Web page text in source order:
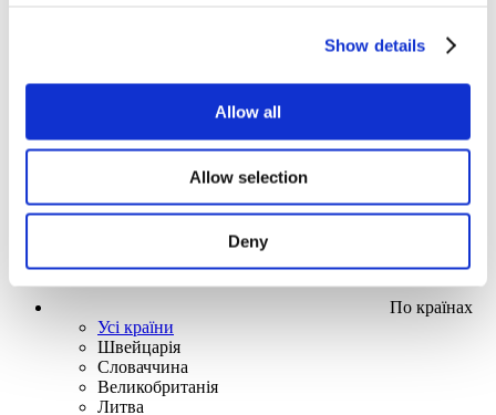
Show details
Allow all
Allow selection
Deny
Концерти
По країнах
Усі країни
Швейцарія
Словаччина
Великобританія
Литва